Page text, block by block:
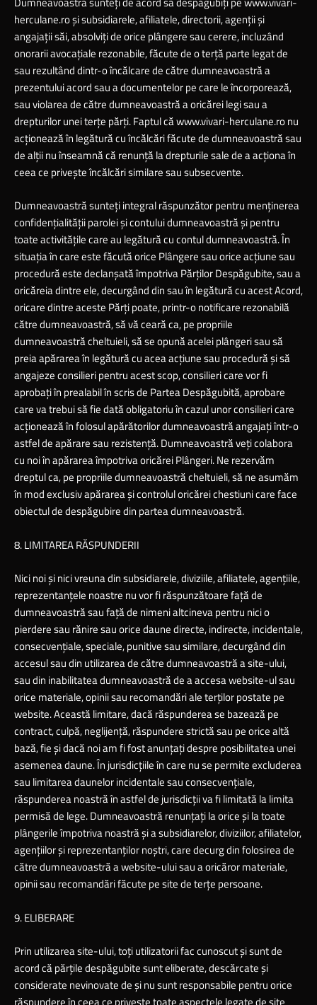
herculane.roşi subsidiarele, afiliatele, directorii, agenţii şi
angajaţii săi, absolviţi de orice plângere sau cerere, incluzând
onorarii avocaţiale rezonabile, făcute de o terţă parte legat de
sau rezultând dintr-o încălcare de către dumneavoastră a
prezentului acord sau a documentelor pe care le încorporează,
sau violarea de către dumneavoastră a oricărei legi sau a
drepturilor unei terţe părţi. Faptul căwww.vivari-herculane.ronu
acţionează în legătură cu încălcări făcute de dumneavoastră sau
de alţii nu înseamnă că renunţă la drepturile sale de a acţiona în
ceea ce priveşte încălcări similare sau subsecvente.
Dumneavoastră sunteţi integral răspunzător pentru menţinerea
confidenţialităţii parolei şi contului dumneavoastră şi pentru
toate activităţile care au legătură cu contul dumneavoastră. În
situaţia în care este făcută orice Plângere sau orice acţiune sau
procedură este declanşată împotriva Părţilor Despăgubite, sau a
oricăreia dintre ele, decurgând din sau în legătură cu acest Acord,
oricare dintre aceste Părţi poate, printr-o notificare rezonabilă
către dumneavoastră, să vă ceară ca, pe propriile
dumneavoastră cheltuieli, să se opună acelei plângeri sau să
preia apărarea în legătură cu acea acţiune sau procedură şi să
angajeze consilieri pentru acest scop, consilieri care vor fi
aprobaţi în prealabil în scris de Partea Despăgubită, aprobare
care va trebui să fie dată obligatoriu în cazul unor consilieri care
acţionează în folosul apărătorilor dumneavoastră angajaţi într-o
astfel de apărare sau rezistenţă. Dumneavoastră veţi colabora
cu noi în apărarea împotriva oricărei Plângeri. Ne rezervăm
dreptul ca, pe propriile dumneavoastră cheltuieli, să ne asumăm
în mod exclusiv apărarea şi controlul oricărei chestiuni care face
obiectul de despăgubire din partea dumneavoastră.
8. LIMITAREA RĂSPUNDERII
Nici noi şi nici vreuna din subsidiarele, diviziile, afiliatele, agenţiile,
reprezentanţele noastre nu vor fi răspunzătoare faţă de
dumneavoastră sau faţă de nimeni altcineva pentru nici o
pierdere sau rănire sau orice daune directe, indirecte, incidentale,
consecvenţiale, speciale, punitive sau similare, decurgând din
accesul sau din utilizarea de către dumneavoastră a site-ului,
sau din inabilitatea dumneavoastră de a accesa website-ul sau
orice materiale, opinii sau recomandări ale terţilor postate pe
website. Această limitare, dacă răspunderea se bazează pe
contract, culpă, neglijenţă, răspundere strictă sau pe orice altă
bază, fie şi dacă noi am fi fost anunţaţi despre posibilitatea unei
asemenea daune. În jurisdicţiile în care nu se permite excluderea
sau limitarea daunelor incidentale sau consecvenţiale,
răspunderea noastră în astfel de jurisdicţii va fi limitată la limita
permisă de lege. Dumneavoastră renunţaţi la orice şi la toate
plângerile împotriva noastră şi a subsidiarelor, diviziilor, afiliatelor,
agenţiilor şi reprezentanţilor noştri, care decurg din folosirea de
către dumneavoastră a website-ului sau a oricăror materiale,
opinii sau recomandări făcute pe site de terţe persoane.
9. ELIBERARE
Prin utilizarea site-ului, toţi utilizatorii fac cunoscut şi sunt de
acord că părţile despăgubite sunt eliberate, descărcate şi
considerate nevinovate de şi nu sunt responsabile pentru orice
răspundere în ceea ce priveşte toate aspectele legate de site